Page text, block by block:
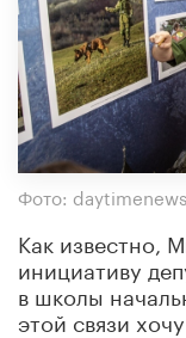
Фото:
Как известно,
инициативу
в школы
этой связи